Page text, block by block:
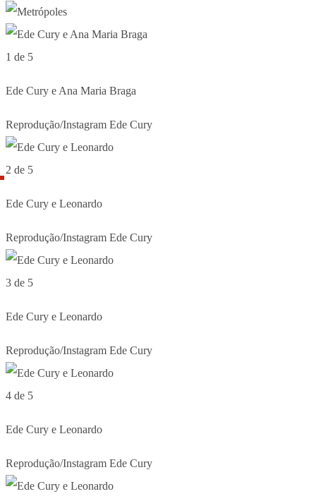
1 de 5
Ede Cury e Ana Maria Braga
Reprodução/Instagram Ede Cury
2 de 5
Ede Cury e Leonardo
Reprodução/Instagram Ede Cury
3 de 5
Ede Cury e Leonardo
Reprodução/Instagram Ede Cury
4 de 5
Ede Cury e Leonardo
Reprodução/Instagram Ede Cury